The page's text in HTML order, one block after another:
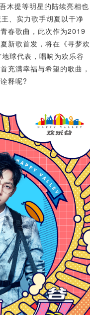
木提等明星的陆续亮相也
、实力歌手胡夏以干净
春歌曲，此次作为2019
新歌首发，将在《寻梦欢
球代表，唱响为欢乐谷
充满幸福与希望的歌曲，
释呢?